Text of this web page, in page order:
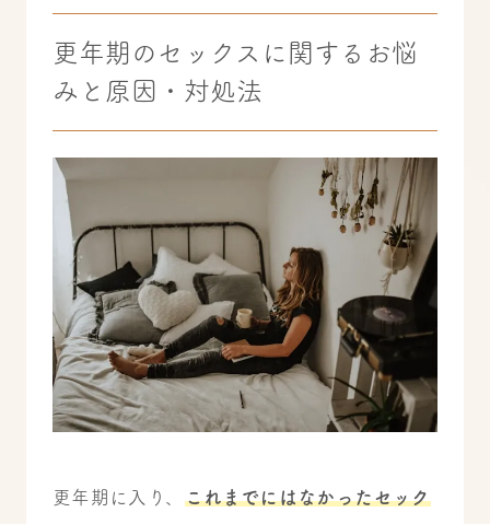
更年期のセックスに関するお悩
みと原因・対処法
更年期に入り、 これまでにはなかったセック